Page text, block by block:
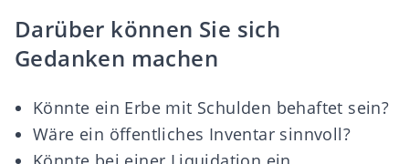
Darüber können Sie sich
Gedanken machen
Könnte ein Erbe mit Schulden behaftet sein?
Wäre ein öffentliches Inventar sinnvoll?